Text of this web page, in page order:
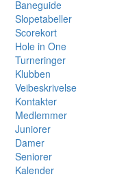
Baneguide
Slopetabeller
Scorekort
Hole in One
Turneringer
Klubben
Veibeskrivelse
Kontakter
Medlemmer
Juniorer
Damer
Seniorer
Kalender